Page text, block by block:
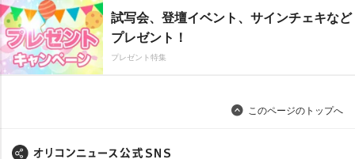
試写会、登壇イベント、サインチェキなど
プレゼント！
プレゼント特集
このページのトップへ